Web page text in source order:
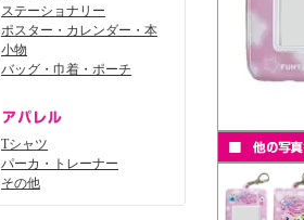
ステーショナリー
ポスター・カレンダー・本
小物
バッグ・巾着・ポーチ
Tシャツ
パーカ・トレーナー
その他